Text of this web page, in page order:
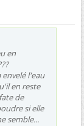
en
l'eau
en reste
de
si elle
semble...